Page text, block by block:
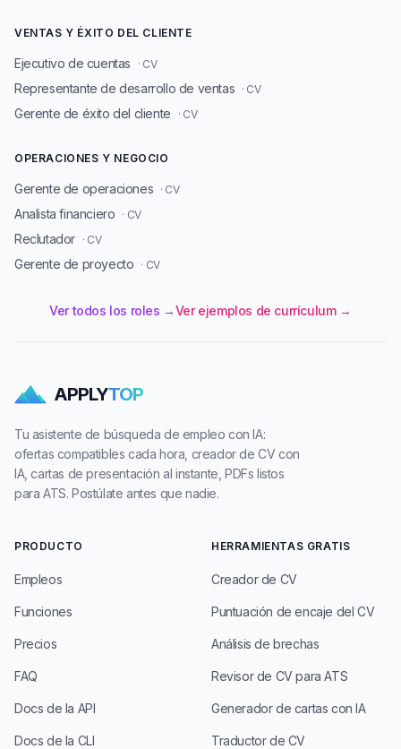
VENTAS Y ÉXITO DEL CLIENTE
Ejecutivo de cuentas · CV
Representante de desarrollo de ventas · CV
Gerente de éxito del cliente · CV
OPERACIONES Y NEGOCIO
Gerente de operaciones · CV
Analista financiero · CV
Reclutador · CV
Gerente de proyecto · CV
Ver todos los roles →Ver ejemplos de currículum →
APPLYTOP
Tu asistente de búsqueda de empleo con IA:
ofertas compatibles cada hora, creador de CV con
IA, cartas de presentación al instante, PDFs listos
para ATS. Postúlate antes que nadie.
PRODUCTO
Empleos
Funciones
Precios
FAQ
Docs de la API
Docs de la CLI
HERRAMIENTAS GRATIS
Creador de CV
Puntuación de encaje del CV
Análisis de brechas
Revisor de CV para ATS
Generador de cartas con IA
Traductor de CV